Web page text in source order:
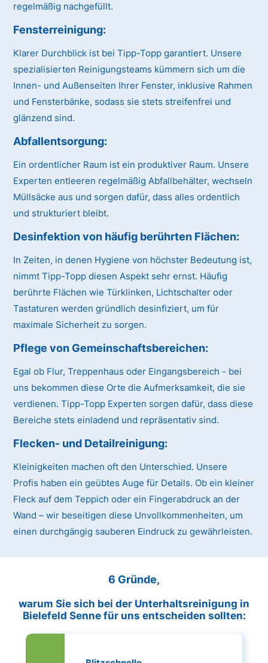
regelmäßig nachgefüllt.
Fensterreinigung:
Klarer Durchblick ist bei Tipp-Topp garantiert. Unsere
spezialisierten Reinigungsteams kümmern sich um die
Innen- und Außenseiten Ihrer Fenster, inklusive Rahmen
und Fensterbänke, sodass sie stets streifenfrei und
glänzend sind.
Abfallentsorgung:
Ein ordentlicher Raum ist ein produktiver Raum. Unsere
Experten entleeren regelmäßig Abfallbehälter, wechseln
Müllsäcke aus und sorgen dafür, dass alles ordentlich
und strukturiert bleibt.
Desinfektion von häufig berührten Flächen:
In Zeiten, in denen Hygiene von höchster Bedeutung ist,
nimmt Tipp-Topp diesen Aspekt sehr ernst. Häufig
berührte Flächen wie Türklinken, Lichtschalter oder
Tastaturen werden gründlich desinfiziert, um für
maximale Sicherheit zu sorgen.
Pflege von Gemeinschaftsbereichen:
Egal ob Flur, Treppenhaus oder Eingangsbereich - bei
uns bekommen diese Orte die Aufmerksamkeit, die sie
verdienen. Tipp-Topp Experten sorgen dafür, dass diese
Bereiche stets einladend und repräsentativ sind.
Flecken- und Detailreinigung:
Kleinigkeiten machen oft den Unterschied. Unsere
Profis haben ein geübtes Auge für Details. Ob ein kleiner
Fleck auf dem Teppich oder ein Fingerabdruck an der
Wand – wir beseitigen diese Unvollkommenheiten, um
einen durchgängig sauberen Eindruck zu gewährleisten.
6 Gründe,
warum Sie sich bei der Unterhaltsreinigung in
Bielefeld Senne für uns entscheiden sollten: